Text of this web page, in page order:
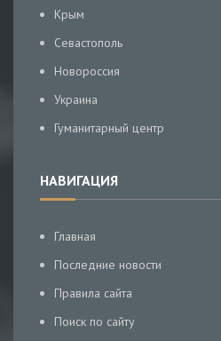
Крым
Севастополь
Новороссия
Украина
Гуманитарный центр
НАВИГАЦИЯ
Главная
Последние новости
Правила сайта
Поиск по сайту